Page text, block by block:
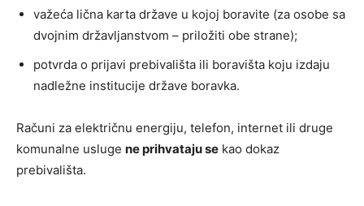
važeća lična karta države u kojoj boravite (za osobe sa
dvojnim državljanstvom – priložiti obe strane);
potvrda o prijavi prebivališta ili boravišta koju izdaju
nadležne institucije države boravka.
Računi za električnu energiju, telefon, internet ili druge
komunalne usluge ne prihvataju se kao dokaz
prebivališta.